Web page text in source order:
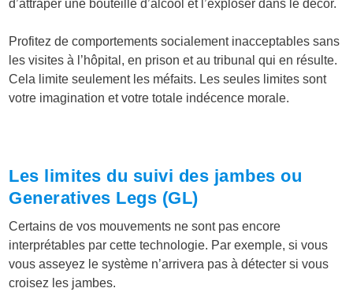
d’attraper une bouteille d’alcool et l’exploser dans le décor.
Profitez de comportements socialement inacceptables sans
les visites à l’hôpital, en prison et au tribunal qui en résulte.
Cela limite seulement les méfaits. Les seules limites sont
votre imagination et votre totale indécence morale.
Les limites du suivi des jambes ou
Generatives Legs (GL)
Certains de vos mouvements ne sont pas encore
interprétables par cette technologie. Par exemple, si vous
vous asseyez le système n’arrivera pas à détecter si vous
croisez les jambes.